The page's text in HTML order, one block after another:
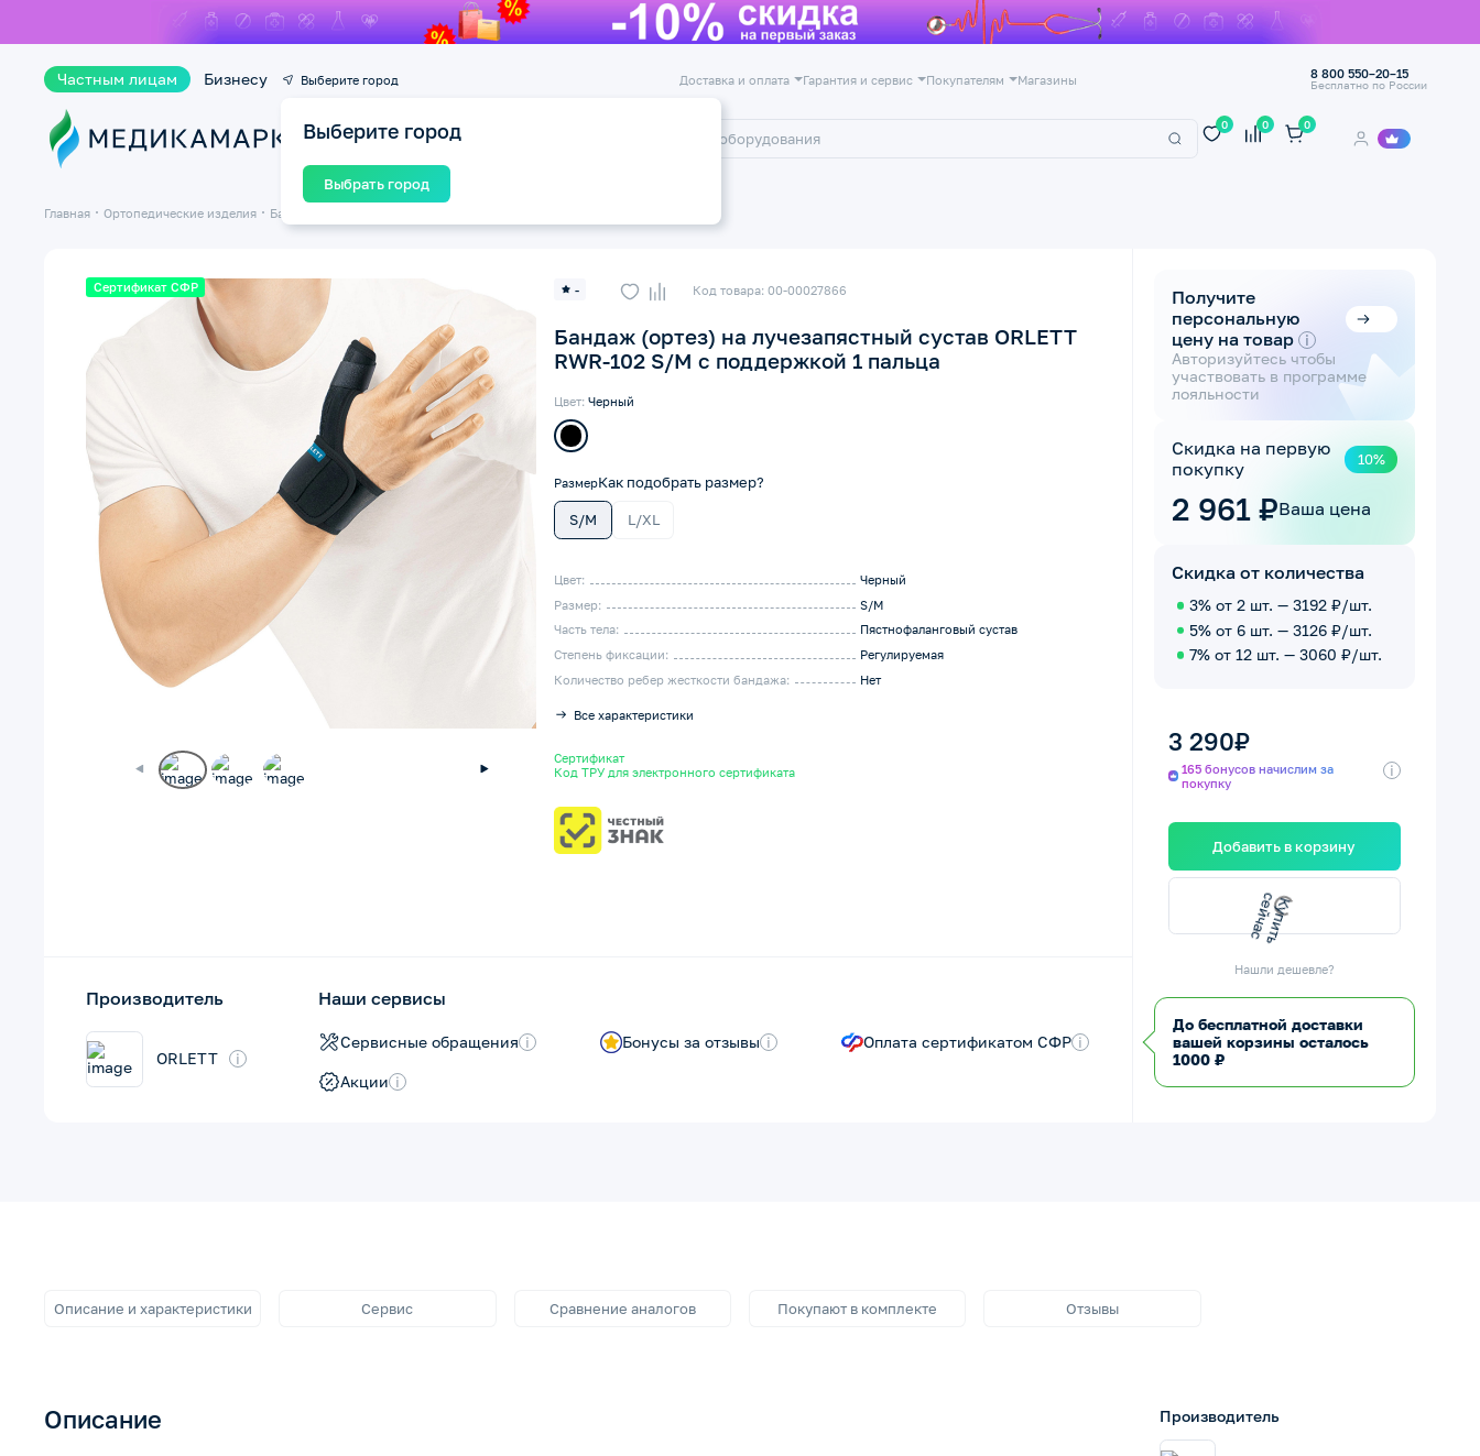
Частным лицам Бизнесу Выберите город
Выберите город
Выбрать город
Доставка и оплата Гарантия и сервис Покупателям Магазины 8 800 550–20–15
Бесплатно по России
Каталог
0 0 0
Главная Ортопедические изделия Бандажи и ортезы на суставы
Сертификат СФР - Код товара: 00-00027866
Бандаж (ортез) на лучезапястный сустав ORLETT
RWR-102 S/M с поддержкой 1 пальца
Цвет:Черный
РазмерКак подобрать размер?
S/M L/XL
Цвет:
Черный
Размер:
S/M
Часть тела:
Пястнофаланговый сустав
Степень фиксации:
Регулируемая
Количество ребер жесткости бандажа:
Нет
Все характеристики
Сертификат
Код ТРУ для электронного сертификата
Производитель
ORLETT i
Наши сервисы
Сервисные обращения i Бонусы за отзывы i Оплата сертификатом СФР i
Акции i
Получите
персональную
цену на товар i
Авторизуйтесь чтобы
участвовать в программе
лояльности
Скидка на первую
покупку
10%
2 961 ₽Ваша цена
Скидка от количества
3% от 2 шт. — 3192 ₽/шт.
5% от 6 шт. — 3126 ₽/шт.
7% от 12 шт. — 3060 ₽/шт.
3 290₽
165 бонусов начислим за
покупку
i
Добавить в корзину
К
у
п
и
т
ь
с
е
й
ч
а
с
Нашли дешевле?
До бесплатной доставки
вашей корзины осталось
1000 ₽
Описание и характеристики Сервис Сравнение аналогов Покупают в комплекте Отзывы
Описание Производитель